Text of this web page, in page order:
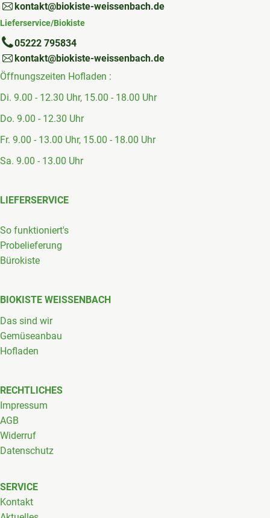
kontakt@biokiste-weissenbach.de
Lieferservice/Biokiste
05222 795834
kontakt@biokiste-weissenbach.de
Öffnungszeiten Hofladen :
Di. 9.00 - 12.30 Uhr, 15.00 - 18.00 Uhr
Do. 9.00 - 12.30 Uhr
Fr. 9.00 - 13.00 Uhr, 15.00 - 18.00 Uhr
Sa. 9.00 - 13.00 Uhr
LIEFERSERVICE
So funktioniert's
Probelieferung
Bürokiste
BIOKISTE WEISSENBACH
Das sind wir
Gemüseanbau
Hofladen
RECHTLICHES
Impressum
AGB
Widerruf
Datenschutz
SERVICE
Kontakt